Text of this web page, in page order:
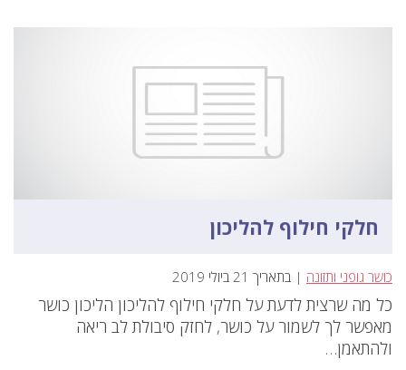
חלקי חילוף להליכון
כושר גופני ותזונה | בתאריך 21 ביולי 2019
כל מה שרצית לדעת על חלקי חילוף להליכון הליכון כושר
מאפשר לך לשמור על כושר, לחזק סיבולת לב ריאה
ולהתאמן…